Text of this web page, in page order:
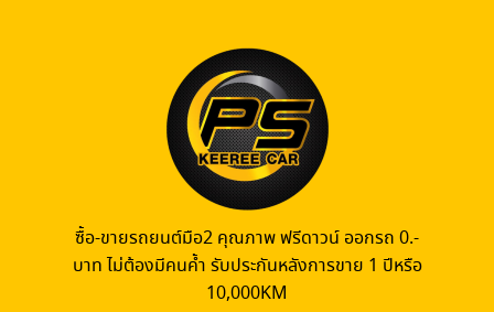
ซื้อ-ขายรถยนต์มือ2 คุณภาพ ฟรีดาวน์ ออกรถ 0.-
บาท ไม่ต้องมีคนค้ำ รับประกันหลังการขาย 1 ปีหรือ
10,000KM